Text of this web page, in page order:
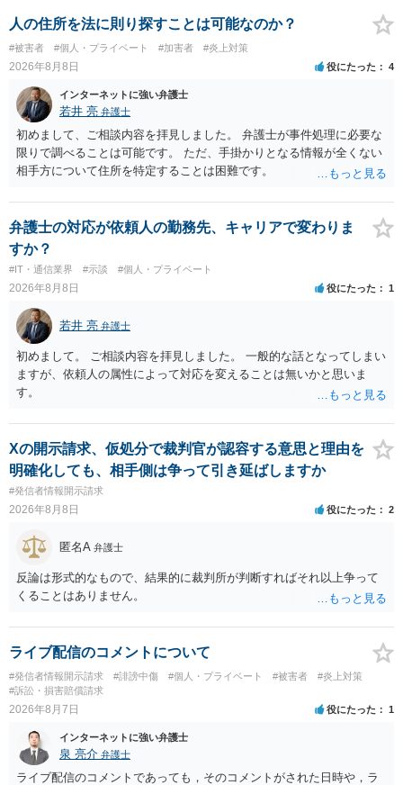
人の住所を法に則り探すことは可能なのか？
#被害者 #個人・プライベート #加害者 #炎上対策
2026年8月8日 役にたった 4
インターネットに強い弁護士
若井 亮 弁護士
初めまして、ご相談内容を拝見しました。 弁護士が事件処理に必要な
限りで調べることは可能です。 ただ、手掛かりとなる情報が全くない
相手方について住所を特定することは困難です。
弁護士の対応が依頼人の勤務先、キャリアで変わりま
すか？
#IT・通信業界 #示談 #個人・プライベート
2026年8月8日 役にたった 1
若井 亮 弁護士
初めまして。 ご相談内容を拝見しました。 一般的な話となってしまい
ますが、依頼人の属性によって対応を変えることは無いかと思いま
す。
Xの開示請求、仮処分で裁判官が認容する意思と理由を
明確化しても、相手側は争って引き延ばしますか
#発信者情報開示請求
2026年8月8日 役にたった 2
匿名A 弁護士
反論は形式的なもので、結果的に裁判所が判断すればそれ以上争って
くることはありません。
ライブ配信のコメントについて
#発信者情報開示請求 #誹謗中傷 #個人・プライベート #被害者
#炎上対策
#訴訟・損害賠償請求
2026年8月7日 役にたった 1
インターネットに強い弁護士
泉 亮介 弁護士
ライブ配信のコメントであっても，そのコメントがされた日時や，ラ